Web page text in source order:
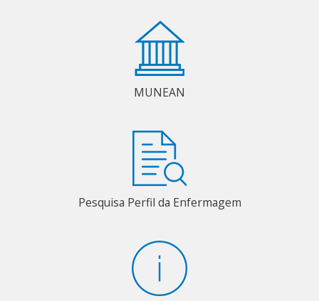
MUNEAN
Pesquisa Perfil da Enfermagem